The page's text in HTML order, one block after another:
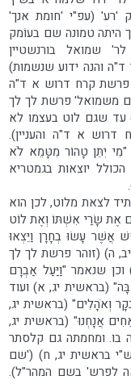
'רע' (עפ"י 'חומת אנך'
היתה טמונה שם בעוֹמק
שמואל בורנשטיין
והנה ידוע שנשמות)
פרשת קרח דרוש א ד"ה
משמואל' פרשת לך לך
עד שגם לוט בעצמו לא
א ד"ה והעניין).
"מִי יִתֵּן טָהוֹר מִטָּמֵא לֹא
יוצאות בגמטריא
לצאת מלוט, לכן הוא
אֶת שָׂרַי אִשְׁתּוֹ וְאֶת לוֹט
אֲשֶׁר עָשׂוּ בְחָרָן וַיֵּצְאוּ
ה) (זוהר פרשת לך לך
שנאמר "וַיַּעַל אַבְרָם
(בראשית יג, א) ועוד
וְאֹהָלִים" (בראשית יג,
אֲנָחְנוּ" (בראשית יג,
בו. ומחמתה גם קלסתר
בראשית יג, ח) ('שם
לפרש' בשם המהר"ל).